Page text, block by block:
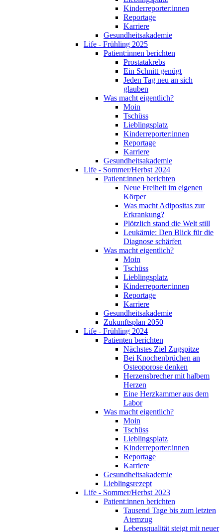
Kinderreporter:innen
Reportage
Karriere
Gesundheitsakademie
Life - Frühling 2025
Patient:innen berichten
Prostatakrebs
Ein Schnitt genügt
Jeden Tag neu an sich
glauben
Was macht eigentlich?
Moin
Tschüss
Lieblingsplatz
Kinderreporter:innen
Reportage
Karriere
Gesundheitsakademie
Life - Sommer/Herbst 2024
Patient:innen berichten
Neue Freiheit im eigenen
Körper
Was macht Adipositas zur
Erkrankung?
Plötzlich stand die Welt still
Leukämie: Den Blick für die
Diagnose schärfen
Was macht eigentlich?
Moin
Tschüss
Lieblingsplatz
Kinderreporter:innen
Reportage
Karriere
Gesundheitsakademie
Zukunftsplan 2050
Life - Frühling 2024
Patienten berichten
Nächstes Ziel Zugspitze
Bei Knochenbrüchen an
Osteoporose denken
Herzensbrecher mit halbem
Herzen
Eine Herzkammer aus dem
Labor
Was macht eigentlich?
Moin
Tschüss
Lieblingsplatz
Kinderreporter:innen
Reportage
Karriere
Gesundheitsakademie
Lieblingsrezept
Life - Sommer/Herbst 2023
Patient:innen berichten
Tausend Tage bis zum letzten
Atemzug
Lebensqualität steigt mit neuer